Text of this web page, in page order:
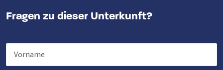
Fragen zu dieser Unterkunft?